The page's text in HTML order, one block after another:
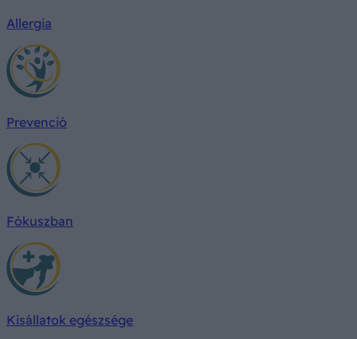
Allergia
Prevenció
Fókuszban
Kisállatok egészsége